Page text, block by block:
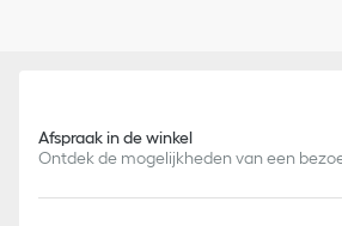
Afspraak in de winkel
Ontdek de mogelijkheden van een